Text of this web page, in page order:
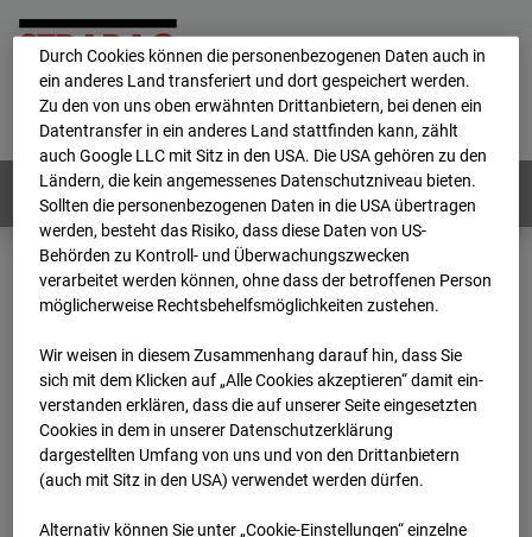
Home E-Mail Impressum
Login
Deutsch / English
Webcams: Alle Länder
Home
Deutschland
BC-186 - BV-Lübbenau Nordkopf
Archiv
2026
07 08 12:45
BC-186 - BV-Lübbenau
Nordkopf
Durch Cookies können die personenbezogenen Daten auch in
ein anderes Land transferiert und dort gespeichert werden.
Zu den von uns oben erwähnten Drittanbietern, bei denen ein
Datentransfer in ein anderes Land stattfinden kann, zählt
auch Google LLC mit Sitz in den USA. Die USA gehören zu den
Ländern, die kein angemessenes Datenschutzniveau bieten.
Sollten die personenbezogenen Daten in die USA übertragen
werden, besteht das Risiko, dass diese Daten von US-
Behörden zu Kontroll- und Überwachungszwecken
verarbeitet werden können, ohne dass der betroffenen Person
möglicherweise Rechtsbehelfsmöglichkeiten zustehen.
Wir weisen in diesem Zusammenhang darauf hin, dass Sie
sich mit dem Klicken auf „Alle Cookies akzeptieren“ damit ein­
ver­standen erklären, dass die auf unserer Seite eingesetzten
Cookies in dem in unserer Datenschutzerklärung
dargestellten Umfang von uns und von den Drittanbietern
(auch mit Sitz in den USA) verwendet werden dürfen.
Alternativ können Sie unter „Cookie-Einstellungen“ einzelne